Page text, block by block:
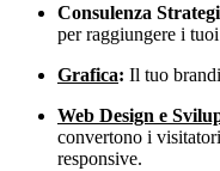
Consulenza
per raggiungere i
Grafica: Il tuo
Web Design e
convertono i
responsive.